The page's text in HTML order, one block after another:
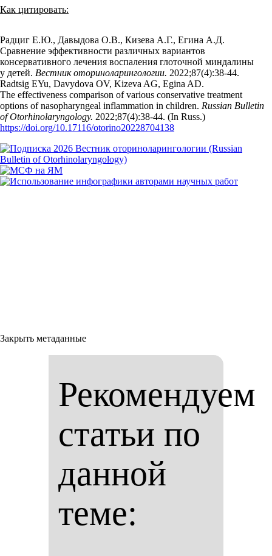
Как цитировать:
Радциг Е.Ю., Давыдова О.В., Кизева А.Г., Егина А.Д.
Сравнение эффективности различных вариантов
консервативного лечения воспаления глоточной миндалины
у детей. Вестник оториноларингологии. 2022;87(4):38‑44.
Radtsig EYu, Davydova OV, Kizeva AG, Egina AD.
The effectiveness comparison of various conservative treatment
options of nasopharyngeal inflammation in children. Russian Bulletin
of Otorhinolaryngology. 2022;87(4):38‑44. (In Russ.)
https://doi.org/10.17116/otorino20228704138
Закрыть метаданные
Рекомендуем
статьи по
данной
теме: